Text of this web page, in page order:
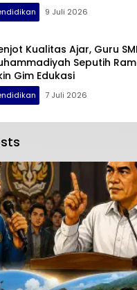
9 Juli 2026
Kualitas Ajar, Guru
Seputih
Gim Edukasi
7 Juli 2026